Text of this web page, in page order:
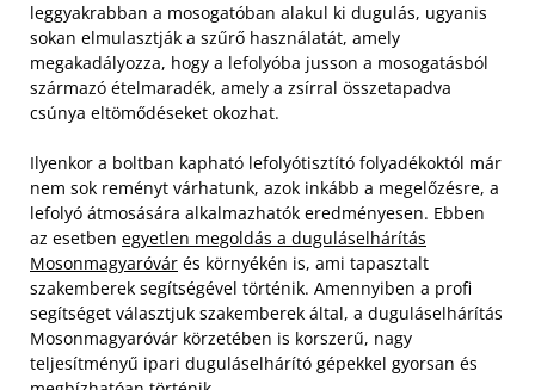
leggyakrabban a mosogatóban alakul ki dugulás, ugyanis
sokan elmulasztják a szűrő használatát, amely
megakadályozza, hogy a lefolyóba jusson a mosogatásból
származó ételmaradék, amely a zsírral összetapadva
csúnya eltömődéseket okozhat.
Ilyenkor a boltban kapható lefolyótisztító folyadékoktól már
nem sok reményt várhatunk, azok inkább a megelőzésre, a
lefolyó átmosására alkalmazhatók eredményesen. Ebben
az esetben egyetlen megoldás a duguláselhárítás
Mosonmagyaróvár és környékén is, ami tapasztalt
szakemberek segítségével történik. Amennyiben a profi
segítséget választjuk szakemberek által, a duguláselhárítás
Mosonmagyaróvár körzetében is korszerű, nagy
teljesítményű ipari duguláselhárító gépekkel gyorsan és